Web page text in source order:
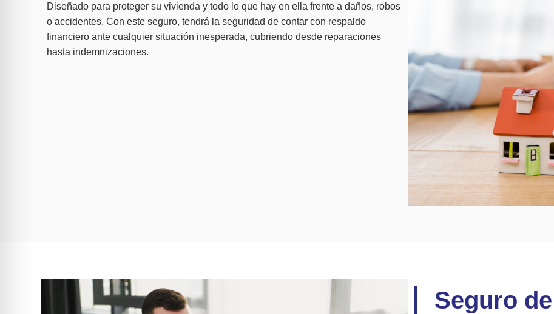
Diseñado para proteger su vivienda y todo lo que hay en ella frente a daños, robos
o accidentes. Con este seguro, tendrá la seguridad de contar con respaldo
financiero ante cualquier situación inesperada, cubriendo desde reparaciones
hasta indemnizaciones.
Seguro